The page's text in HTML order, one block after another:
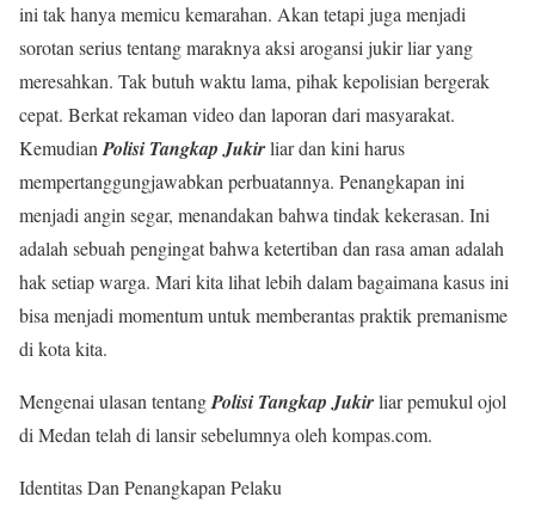
ini tak hanya memicu kemarahan. Akan tetapi juga menjadi
sorotan serius tentang maraknya aksi arogansi jukir liar yang
meresahkan. Tak butuh waktu lama, pihak kepolisian bergerak
cepat. Berkat rekaman video dan laporan dari masyarakat.
Kemudian Polisi Tangkap Jukirliar dan kini harus
mempertanggungjawabkan perbuatannya. Penangkapan ini
menjadi angin segar, menandakan bahwa tindak kekerasan. Ini
adalah sebuah pengingat bahwa ketertiban dan rasa aman adalah
hak setiap warga. Mari kita lihat lebih dalam bagaimana kasus ini
bisa menjadi momentum untuk memberantas praktik premanisme
di kota kita.
Mengenai ulasan tentangPolisi Tangkap Jukirliar pemukul ojol
di Medan telah di lansir sebelumnya oleh kompas.com.
Identitas Dan Penangkapan Pelaku